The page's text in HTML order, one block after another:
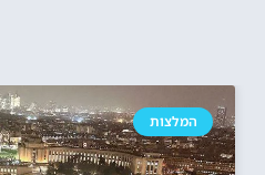
המלצות